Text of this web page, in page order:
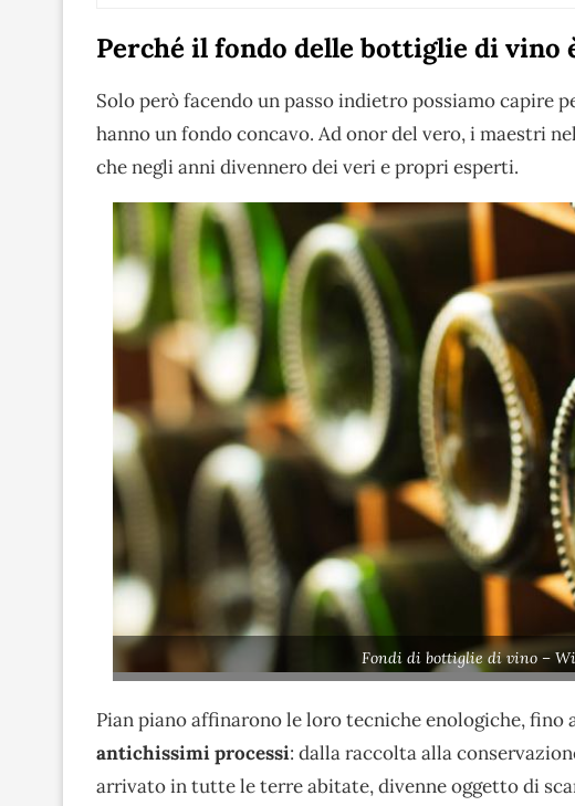
Perché il fondo delle bottiglie di vino
Solo però facendo un passo indietro possiamo capire
hanno un fondo concavo. Ad onor del vero, i maestri
che negli anni divennero dei veri e propri esperti.
Fondi di bottiglie di vino –
Pian piano affinarono le loro tecniche enologiche, fino
antichissimi processi: dalla raccolta alla
arrivato in tutte le terre abitate, divenne oggetto di